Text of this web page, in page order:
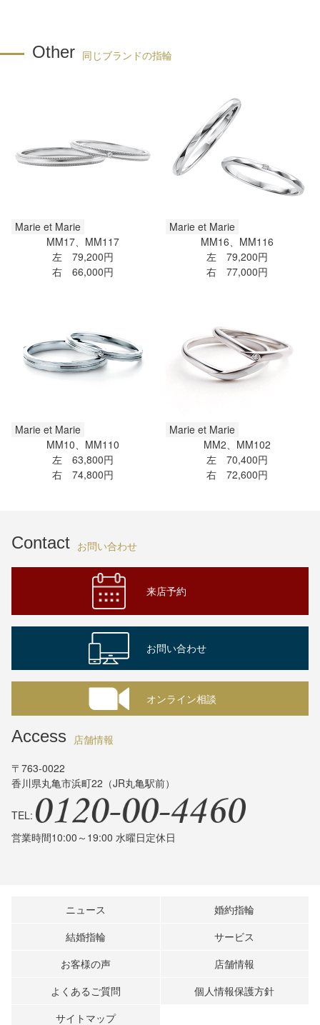
Other 同じブランドの指輪
Marie et Marie
MM17、MM117
左 79,200円
右 66,000円
Marie et Marie
MM16、MM116
左 79,200円
右 77,000円
Marie et Marie
MM10、MM110
左 63,800円
右 74,800円
Marie et Marie
MM2、MM102
左 70,400円
右 72,600円
Contact お問い合わせ
来店予約
お問い合わせ
オンライン相談
Access
店舗情報
〒763-0022
香川県丸亀市浜町22（JR丸亀駅前）
TEL:
営業時間10:00～19:00 水曜日定休日
ニュース
婚約指輪
結婚指輪
サービス
お客様の声
店舗情報
よくあるご質問
個人情報保護方針
サイトマップ